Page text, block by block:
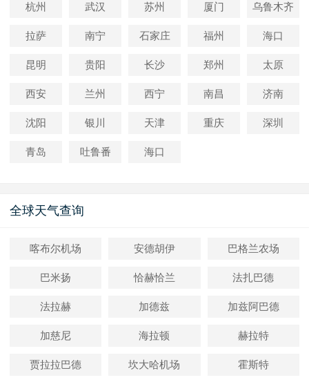
杭州 武汉 苏州 厦门 乌鲁木齐
拉萨 南宁 石家庄 福州 海口
昆明 贵阳 长沙 郑州 太原
西安 兰州 西宁 南昌 济南
沈阳 银川 天津 重庆 深圳
青岛 吐鲁番 海口
全球天气查询
喀布尔机场 安德胡伊 巴格兰农场
巴米扬 恰赫恰兰 法扎巴德
法拉赫 加德兹 加兹阿巴德
加慈尼 海拉顿 赫拉特
贾拉拉巴德 坎大哈机场 霍斯特